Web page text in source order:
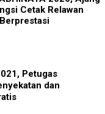
Ijin Tinggal
Petugas
dan